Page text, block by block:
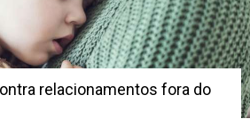
relacionamentos fora do